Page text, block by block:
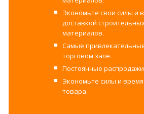
Экономьте свои силы и
доставкой
материалов.
Самые
торговом зале.
Постоянные
Экономьте силы и время
товара.